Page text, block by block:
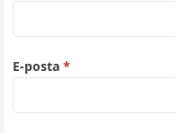
E-posta*